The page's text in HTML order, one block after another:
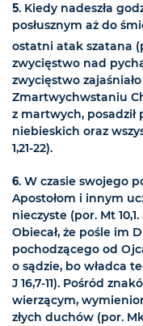
5. Kiedy nadeszła
posłusznym aż do
ostatni atak szatana
zwycięstwo nad
zwycięstwo
Zmartwychwstaniu
z martwych,
niebieskich oraz
1,21-22).
6. W czasie swojego
Apostołom i innym
nieczyste (por. Mt 10,1.
Obiecał, że pośle im
pochodzącego od
o sądzie, bo władca
J 16,7-11). Pośród
wierzącym,
złych duchów (por. Mk